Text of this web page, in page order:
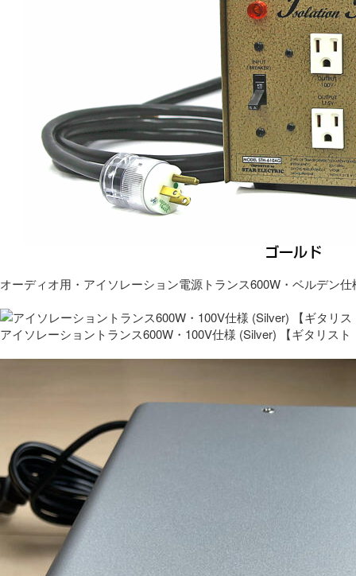
オーディオ用・アイソレーション電源トランス600W・ベルデン仕
アイソレーショントランス600W・100V仕様 (Silver) 【ギタリス